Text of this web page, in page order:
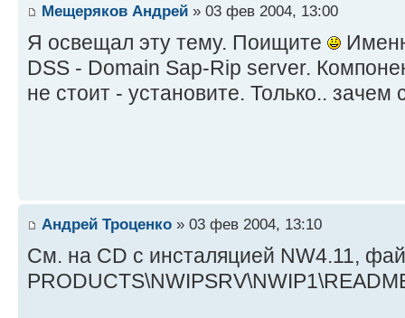
Мещеряков Андрей » 03 фев 2004, 13:00
Я освещал эту тему. Поищите
DSS - Domain Sap-Rip server.
не стоит - установите. Только..
Андрей Троценко » 03 фев 2004, 13:10
См. на CD с инсталяцией NW4.11,